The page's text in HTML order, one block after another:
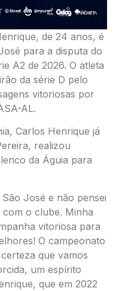
de 24 anos, é
para a disputa do
A2 de 2026. O atleta
da série D pelo
vitoriosas por
AL.
Carlos Henrique já
realizou
da Águia para
José e não pensei
o clube. Minha
vitoriosa para
O campeonato
que vamos
um espírito
que em 2022